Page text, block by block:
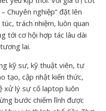
Chuyên nghiệp” đặt lên
trách nhiệm, luôn quan
tới cơ hội hợp tác lâu dài
lai.
kỹ sư, kỹ thuật viên, tư
tạo, cập nhật kiến thức,
xử lý sự cố laptop luôn
bước chiếm lĩnh được